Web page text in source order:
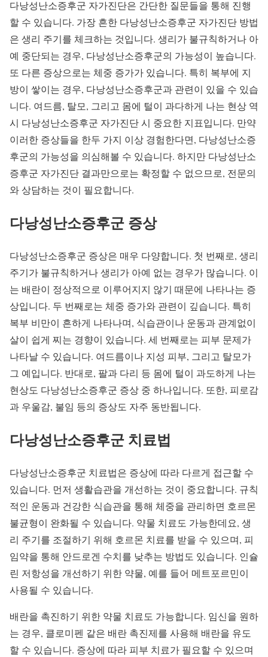
다낭성난소증후군 자가진단은 간단한 질문들을 통해 진행
할 수 있습니다. 가장 흔한 다낭성난소증후군 자가진단 방법
은 생리 주기를 체크하는 것입니다. 생리가 불규칙하거나 아
예 중단되는 경우, 다낭성난소증후군의 가능성이 높습니다.
또 다른 증상으로는 체중 증가가 있습니다. 특히 복부에 지
방이 쌓이는 경우, 다낭성난소증후군과 관련이 있을 수 있습
니다. 여드름, 탈모, 그리고 몸에 털이 과다하게 나는 현상 역
시 다낭성난소증후군 자가진단 시 중요한 지표입니다. 만약
이러한 증상들을 한두 가지 이상 경험한다면, 다낭성난소증
후군의 가능성을 의심해볼 수 있습니다. 하지만 다낭성난소
증후군 자가진단 결과만으로는 확정할 수 없으므로, 전문의
와 상담하는 것이 필요합니다.
다낭성난소증후군 증상
다낭성난소증후군 증상은 매우 다양합니다. 첫 번째로, 생리
주기가 불규칙하거나 생리가 아예 없는 경우가 많습니다. 이
는 배란이 정상적으로 이루어지지 않기 때문에 나타나는 증
상입니다. 두 번째로는 체중 증가와 관련이 깊습니다. 특히
복부 비만이 흔하게 나타나며, 식습관이나 운동과 관계없이
살이 쉽게 찌는 경향이 있습니다. 세 번째로는 피부 문제가
나타날 수 있습니다. 여드름이나 지성 피부, 그리고 탈모가
그 예입니다. 반대로, 팔과 다리 등 몸에 털이 과도하게 나는
현상도 다낭성난소증후군 증상 중 하나입니다. 또한, 피로감
과 우울감, 불임 등의 증상도 자주 동반됩니다.
다낭성난소증후군 치료법
다낭성난소증후군 치료법은 증상에 따라 다르게 접근할 수
있습니다. 먼저 생활습관을 개선하는 것이 중요합니다. 규칙
적인 운동과 건강한 식습관을 통해 체중을 관리하면 호르몬
불균형이 완화될 수 있습니다. 약물 치료도 가능한데요, 생
리 주기를 조절하기 위해 호르몬 치료를 받을 수 있으며, 피
임약을 통해 안드로겐 수치를 낮추는 방법도 있습니다. 인슐
린 저항성을 개선하기 위한 약물, 예를 들어 메트포르민이
사용될 수 있습니다.
배란을 촉진하기 위한 약물 치료도 가능합니다. 임신을 원하
는 경우, 클로미펜 같은 배란 촉진제를 사용해 배란을 유도
할 수 있습니다. 증상에 따라 피부 치료가 필요할 수 있으며